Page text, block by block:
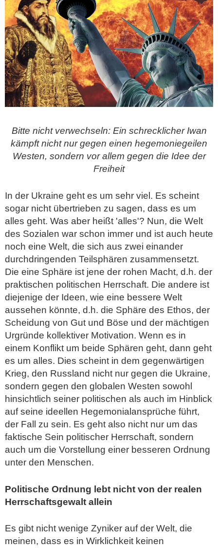
Bitte nicht verwechseln: Ein schrecklicher Iwan
kämpft nicht nur gegen einen hegemoniegeilen
Westen, sondern vor allem gegen die Idee der
Freiheit
In der Ukraine geht es um sehr viel. Es scheint
sogar nicht übertrieben zu sagen, dass es um
alles geht. Was aber heißt 'alles'? Nun, die Welt
des Sozialen war schon immer und ist auch heute
noch eine Welt, die sich aus zwei einander
durchdringenden Teilsphären zusammensetzt.
Die eine Sphäre ist jene der rohen Macht, d.h. der
praktischen politischen Herrschaft. Die andere ist
diejenige der Ideen, wie eine bessere Welt
aussehen könnte, d.h. die Sphäre des Ethos, der
Scheidung von Gut und Böse und der mächtigen
Urgründe kollektiver Motivation. Wenn es in
einem Konflikt um beide Sphären geht, dann geht
es um alles. Dies scheint in dem gegenwärtigen
Krieg, den Russland nicht nur gegen die Ukraine,
sondern gegen den globalen Westen sowohl
hinsichtlich seiner politischen als auch im Hinblick
auf seine ideellen Hegemonialansprüche führt,
der Fall zu sein. Es geht also nicht nur um das
faktische Sein politischer Herrschaft, sondern
auch um die Vorstellung einer besseren Ordnung
unter den Menschen.
Politische Ordnung lebt nicht von der realen
Herrschaftsgewalt allein
Es gibt nicht wenige Zyniker auf der Welt, die
meinen, dass es in Wirklichkeit keinen